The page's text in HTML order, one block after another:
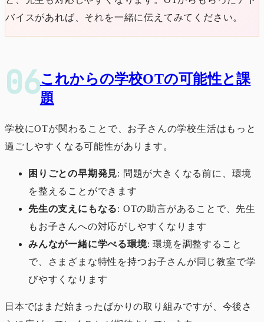
バイスがあれば、それを一緒に伝えてみてください。
これからの学校OTの可能性と課
題
学校にOTが関わることで、お子さんの学校生活はもっと
過ごしやすくなる可能性があります。
困りごとの早期発見: 問題が大きくなる前に、環境
を整えることができます
先生の支えにもなる: OTの助言があることで、先生
もお子さんへの対応がしやすくなります
みんなが一緒に学べる環境: 環境を調整すること
で、さまざまな特性を持つお子さんが同じ教室で学
びやすくなります
日本ではまだ始まったばかりの取り組みですが、今後さ